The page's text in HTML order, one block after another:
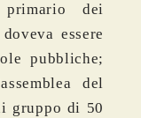
dei
essere
pubbliche;
del
gruppo di 50